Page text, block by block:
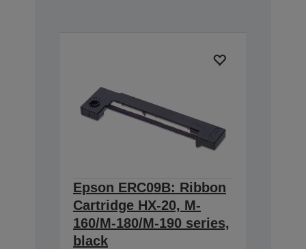
Epson ERC09B: Ribbon
Cartridge HX-20, M-
160/M-180/M-190 series,
black